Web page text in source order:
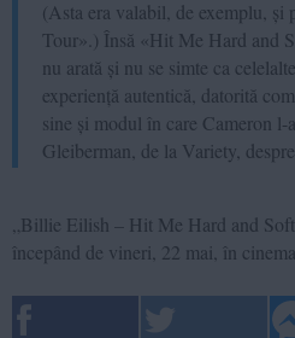
(Asta era valabil, de exemplu,
Tour».) Însă «Hit Me Hard and
nu arată și nu se simte ca
experiență autentică, datorită
sine și modul în care Cameron
Gleiberman, de la Variety,
„Billie Eilish – Hit Me Hard and
începând de vineri, 22 mai, în